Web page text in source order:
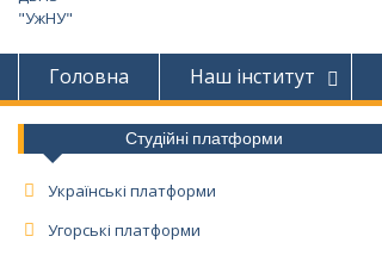
Головна Наш інститут
Студійні платформи
Українські платформи
Угорські платформи